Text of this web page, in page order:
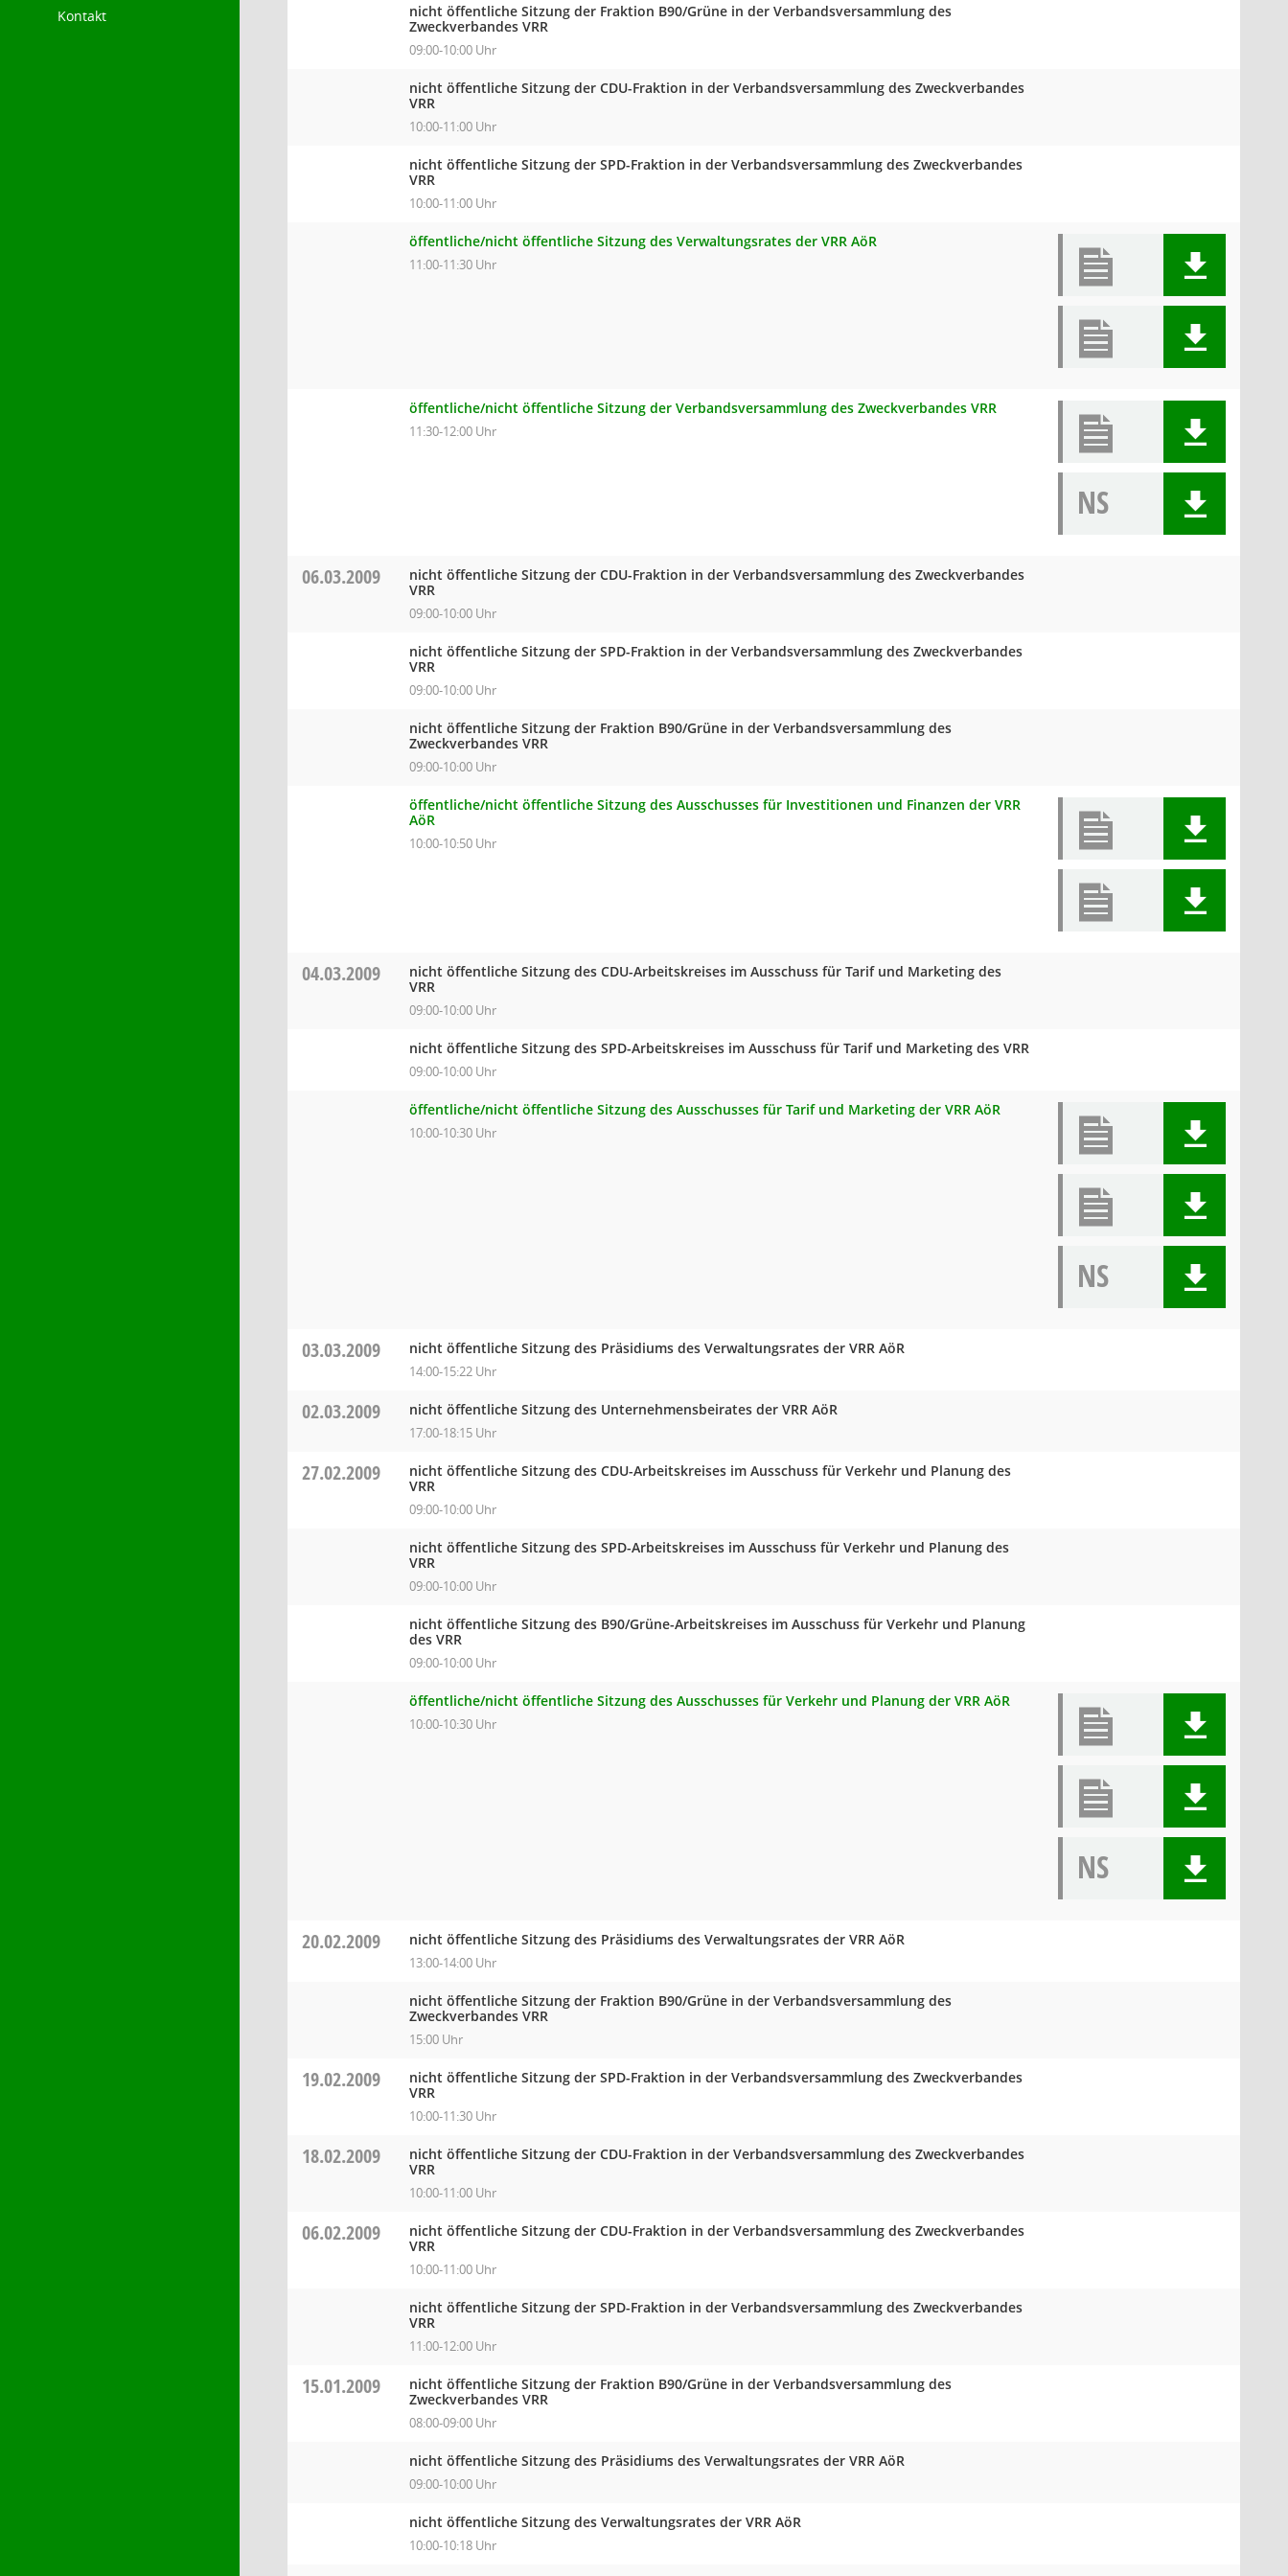
Kontakt
nicht öffentliche Sitzung der Fraktion B90/Grüne in der Verbandsversammlung des
Zweckverbandes VRR
09:00-10:00 Uhr
nicht öffentliche Sitzung der CDU-Fraktion in der Verbandsversammlung des Zweckverbandes
VRR
10:00-11:00 Uhr
nicht öffentliche Sitzung der SPD-Fraktion in der Verbandsversammlung des Zweckverbandes
VRR
10:00-11:00 Uhr
öffentliche/nicht öffentliche Sitzung des Verwaltungsrates der VRR AöR
11:00-11:30 Uhr
öffentliche/nicht öffentliche Sitzung der Verbandsversammlung des Zweckverbandes VRR
11:30-12:00 Uhr
NS
06.03.2009
nicht öffentliche Sitzung der CDU-Fraktion in der Verbandsversammlung des Zweckverbandes
VRR
09:00-10:00 Uhr
nicht öffentliche Sitzung der SPD-Fraktion in der Verbandsversammlung des Zweckverbandes
VRR
09:00-10:00 Uhr
nicht öffentliche Sitzung der Fraktion B90/Grüne in der Verbandsversammlung des
Zweckverbandes VRR
09:00-10:00 Uhr
öffentliche/nicht öffentliche Sitzung des Ausschusses für Investitionen und Finanzen der VRR
AöR
10:00-10:50 Uhr
04.03.2009
nicht öffentliche Sitzung des CDU-Arbeitskreises im Ausschuss für Tarif und Marketing des
VRR
09:00-10:00 Uhr
nicht öffentliche Sitzung des SPD-Arbeitskreises im Ausschuss für Tarif und Marketing des VRR
09:00-10:00 Uhr
öffentliche/nicht öffentliche Sitzung des Ausschusses für Tarif und Marketing der VRR AöR
10:00-10:30 Uhr
NS
03.03.2009 nicht öffentliche Sitzung des Präsidiums des Verwaltungsrates der VRR AöR
14:00-15:22 Uhr
02.03.2009 nicht öffentliche Sitzung des Unternehmensbeirates der VRR AöR
17:00-18:15 Uhr
27.02.2009
nicht öffentliche Sitzung des CDU-Arbeitskreises im Ausschuss für Verkehr und Planung des
VRR
09:00-10:00 Uhr
nicht öffentliche Sitzung des SPD-Arbeitskreises im Ausschuss für Verkehr und Planung des
VRR
09:00-10:00 Uhr
nicht öffentliche Sitzung des B90/Grüne-Arbeitskreises im Ausschuss für Verkehr und Planung
des VRR
09:00-10:00 Uhr
öffentliche/nicht öffentliche Sitzung des Ausschusses für Verkehr und Planung der VRR AöR
10:00-10:30 Uhr
NS
20.02.2009 nicht öffentliche Sitzung des Präsidiums des Verwaltungsrates der VRR AöR
13:00-14:00 Uhr
nicht öffentliche Sitzung der Fraktion B90/Grüne in der Verbandsversammlung des
Zweckverbandes VRR
15:00 Uhr
19.02.2009
nicht öffentliche Sitzung der SPD-Fraktion in der Verbandsversammlung des Zweckverbandes
VRR
10:00-11:30 Uhr
18.02.2009
nicht öffentliche Sitzung der CDU-Fraktion in der Verbandsversammlung des Zweckverbandes
VRR
10:00-11:00 Uhr
06.02.2009
nicht öffentliche Sitzung der CDU-Fraktion in der Verbandsversammlung des Zweckverbandes
VRR
10:00-11:00 Uhr
nicht öffentliche Sitzung der SPD-Fraktion in der Verbandsversammlung des Zweckverbandes
VRR
11:00-12:00 Uhr
15.01.2009
nicht öffentliche Sitzung der Fraktion B90/Grüne in der Verbandsversammlung des
Zweckverbandes VRR
08:00-09:00 Uhr
nicht öffentliche Sitzung des Präsidiums des Verwaltungsrates der VRR AöR
09:00-10:00 Uhr
nicht öffentliche Sitzung des Verwaltungsrates der VRR AöR
10:00-10:18 Uhr